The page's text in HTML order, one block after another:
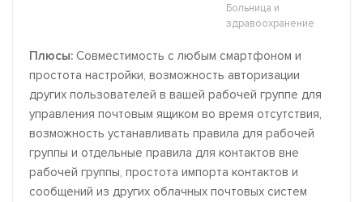
Больница и
здравоохранение
Плюсы: Совместимость с любым смартфоном и
простота настройки, возможность авторизации
других пользователей в вашей рабочей группе для
управления почтовым ящиком во время отсутствия,
возможность устанавливать правила для рабочей
группы и отдельные правила для контактов вне
рабочей группы, простота импорта контактов и
сообщений из других облачных почтовых систем